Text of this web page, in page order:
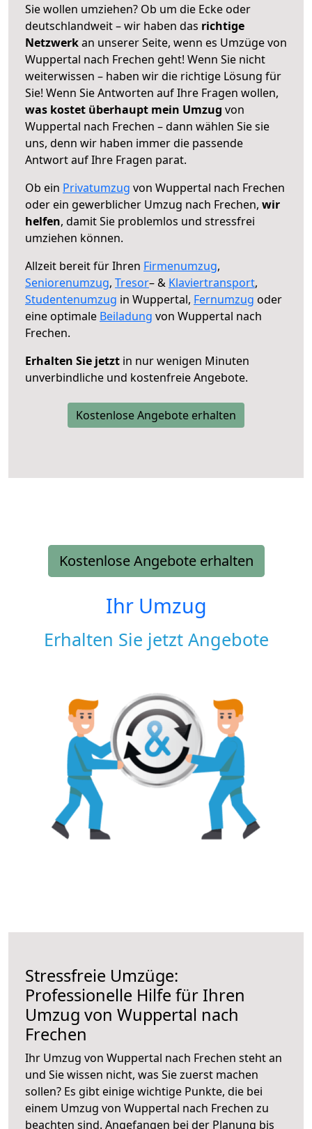
Sie wollen umziehen? Ob um die Ecke oder
deutschlandweit – wir haben das richtige
Netzwerkan unserer Seite, wenn es Umzüge von
Wuppertal nach Frechen geht! Wenn Sie nicht
weiterwissen – haben wir die richtige Lösung für
Sie! Wenn Sie Antworten auf Ihre Fragen wollen,
was kostet überhaupt mein Umzug von
Wuppertal nach Frechen – dann wählen Sie sie
uns, denn wir haben immer die passende
Antwort auf Ihre Fragen parat.
Ob ein Privatumzug von Wuppertal nach Frechen
oder ein gewerblicher Umzug nach Frechen, wir
helfen, damit Sie problemlos und stressfrei
umziehen können.
Allzeit bereit für Ihren Firmenumzug,
Seniorenumzug, Tresor– & Klaviertransport,
Studentenumzug in Wuppertal, Fernumzug oder
eine optimale Beiladung von Wuppertal nach
Frechen.
Erhalten Sie jetzt in nur wenigen Minuten
unverbindliche und kostenfreie Angebote.
Kostenlose Angebote erhalten
Kostenlose Angebote erhalten
Ihr Umzug
Erhalten Sie jetzt Angebote
Stressfreie Umzüge:
Professionelle Hilfe für Ihren
Umzug von Wuppertal nach
Frechen
Ihr Umzug von Wuppertal nach Frechen steht an
und Sie wissen nicht, was Sie zuerst machen
sollen? Es gibt einige wichtige Punkte, die bei
einem Umzug von Wuppertal nach Frechen zu
beachten sind. Angefangen bei der Planung bis